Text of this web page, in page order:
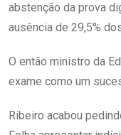
abstenção da prova
ausência de 29,5%
O então ministro da
exame como um
Ribeiro acabou